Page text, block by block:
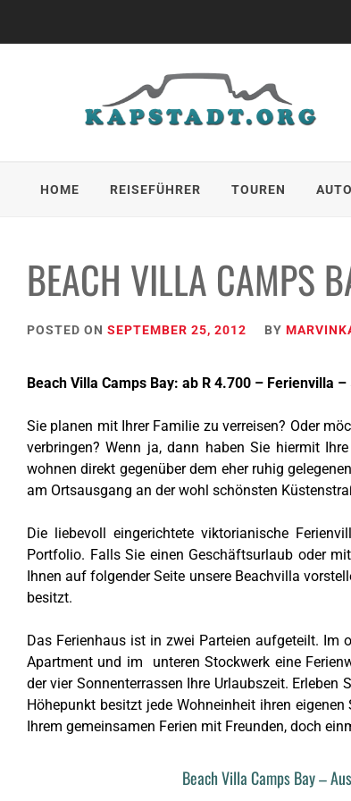
HOME REISEFÜHRER TOUREN
BEACH VILLA CAMPS
POSTED ON SEPTEMBER 25, 2012 BY
Beach Villa Camps Bay: ab R 4.700 – Ferienvilla
Sie planen mit Ihrer Familie zu verreisen? Oder
verbringen? Wenn ja, dann haben Sie hiermit
wohnen direkt gegenüber dem eher ruhig
am Ortsausgang an der wohl schönsten
Die liebevoll eingerichteteviktorianische
Portfolio. Falls Sie einen Geschäftsurlaub oder
Ihnen auf folgender Seite unsere Beachvilla
besitzt.
Das Ferienhaus ist in zwei Parteien aufgeteilt. Im
Apartment und im unteren Stockwerk eine
der vier Sonnenterrassen Ihre Urlaubszeit.
Höhepunkt besitzt jede Wohneinheit ihren
Ihrem gemeinsamen Ferien mit Freunden, doch
Beach Villa Camps Bay –